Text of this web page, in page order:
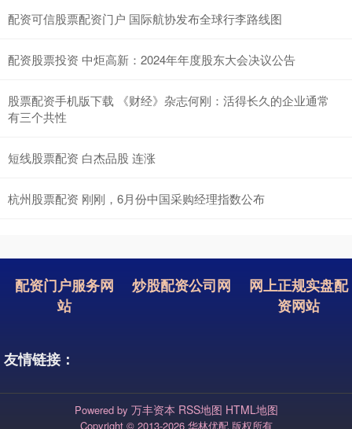
配资可信股票配资门户 国际航协发布全球行李路线图
配资股票投资 中炬高新：2024年年度股东大会决议公告
股票配资手机版下载 《财经》杂志何刚：活得长久的企业通常
有三个共性
短线股票配资 白杰品股 连涨
杭州股票配资 刚刚，6月份中国采购经理指数公布
配资门户服务网
站
炒股配资公司网
网上正规实盘配
资网站
友情链接：
Powered by 万丰资本 RSS地图 HTML地图
Copyright © 2013-2026 华林优配 版权所有